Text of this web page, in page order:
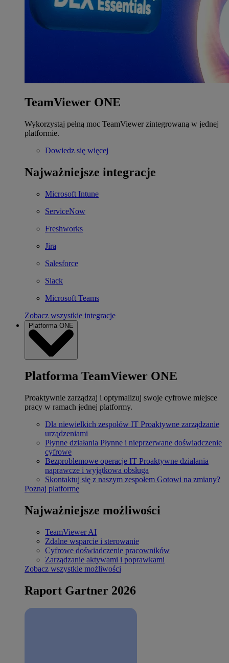
TeamViewer ONE
Wykorzystaj pełną moc TeamViewer zintegrowaną w jednej
platformie.
Dowiedz się więcej
Najważniejsze integracje
Microsoft Intune
ServiceNow
Freshworks
Jira
Salesforce
Slack
Microsoft Teams
Zobacz wszystkie integracje
Platforma ONE
Platforma TeamViewer ONE
Proaktywnie zarządzaj i optymalizuj swoje cyfrowe miejsce
pracy w ramach jednej platformy.
Dla niewielkich zespołów IT Proaktywne zarządzanie
urządzeniami
Płynne działania Płynne i nieprzerwane doświadczenie
cyfrowe
Bezproblemowe operacje IT Proaktywne działania
naprawcze i wyjątkowa obsługa
Skontaktuj się z naszym zespołem Gotowi na zmiany?
Poznaj platformę
Najważniejsze możliwości
TeamViewer AI
Zdalne wsparcie i sterowanie
Cyfrowe doświadczenie pracowników
Zarządzanie aktywami i poprawkami
Zobacz wszystkie możliwości
Raport Gartner 2026